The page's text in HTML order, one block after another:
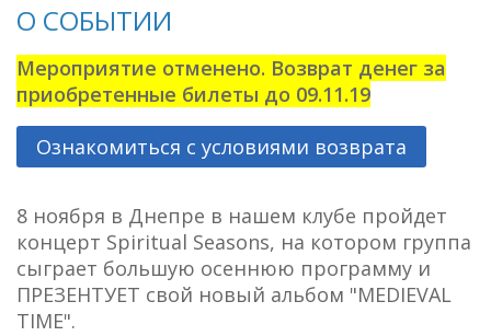
О СОБЫТИИ
Мероприятие отменено. Возврат денег за
приобретенные билеты до 09.11.19
Ознакомиться с условиями возврата
8 ноября в Днепре в нашем клубе пройдет
концерт Spiritual Seasons, на котором группа
сыграет большую осеннюю программу и
ПРЕЗЕНТУЕТ свой новый альбом "MEDIEVAL
TIME".